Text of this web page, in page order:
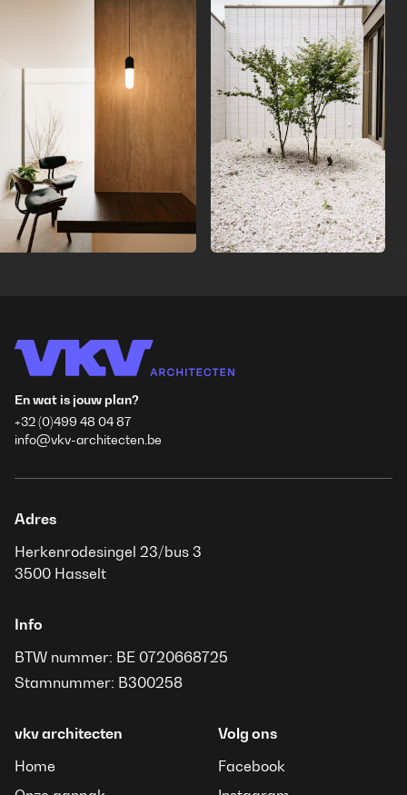
En wat is jouw plan?
+32 (0)499 48 04 87
info@vkv-architecten.be
Adres
Herkenrodesingel 23/bus 3
3500 Hasselt
Info
BTW nummer: BE 0720668725
Stamnummer: B300258
vkv architecten
Home
Volg ons
Facebook